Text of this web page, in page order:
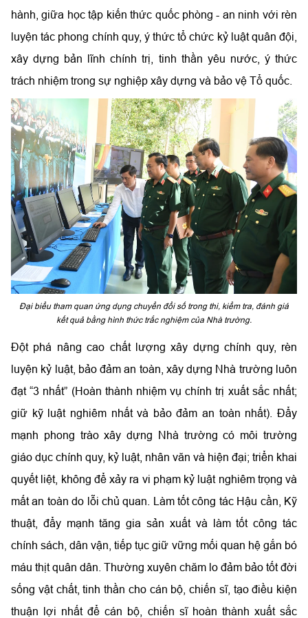
hành, giữa học tập kiến thức quốc phòng - an ninh với rèn
luyện tác phong chính quy, ý thức tổ chức kỷ luật quân đội,
xây dựng bản lĩnh chính trị, tinh thần yêu nước, ý thức
trách nhiệm trong sự nghiệp xây dựng và bảo vệ Tổ quốc.
Đại biểu tham quan ứng dụng chuyển đổi số trong thi, kiểm tra, đánh giá
kết quả bằng hình thức trắc nghiệm của Nhà trường.
Đột phá nâng cao chất lượng xây dựng chính quy, rèn
luyện kỷ luật, bảo đảm an toàn, xây dựng Nhà trường luôn
đạt “3 nhất” (Hoàn thành nhiệm vụ chính trị xuất sắc nhất;
giữ kỹ luật nghiêm nhất và bảo đảm an toàn nhất). Đẩy
mạnh phong trào xây dựng Nhà trường có môi trường
giáo dục chính quy, kỷ luật, nhân văn và hiện đại; triển khai
quyết liệt, không để xảy ra vi phạm kỷ luật nghiêm trọng và
mất an toàn do lỗi chủ quan. Làm tốt công tác Hậu cần, Kỹ
thuật, đẩy mạnh tăng gia sản xuất và làm tốt công tác
chính sách, dân vận, tiếp tục giữ vững mối quan hệ gắn bó
máu thịt quân dân. Thường xuyên chăm lo đảm bảo tốt đời
sống vật chất, tinh thần cho cán bộ, chiến sĩ, tạo điều kiện
thuận lợi nhất để cán bộ, chiến sĩ hoàn thành xuất sắc